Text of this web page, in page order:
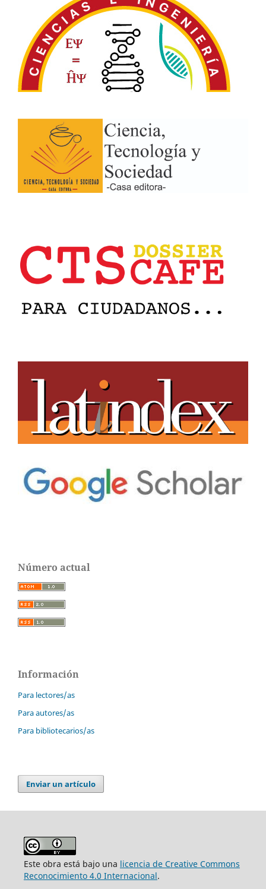
Número actual
Información
Para lectores/as
Para autores/as
Para bibliotecarios/as
Enviar un artículo
Este obra está bajo una licencia de Creative Commons
Reconocimiento 4.0 Internacional.